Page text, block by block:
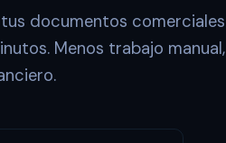
documentos comerciales
Menos trabajo manual,